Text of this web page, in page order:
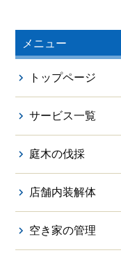
メニュー
トップページ
サービス一覧
庭木の伐採
店舗内装解体
空き家の管理